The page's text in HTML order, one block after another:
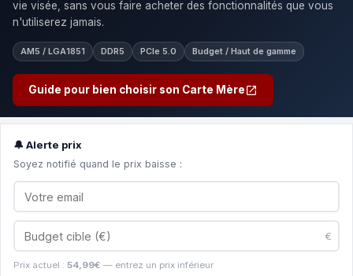
vie visée, sans vous faire acheter des fonctionnalités que vous
n'utiliserez jamais.
AM5 / LGA1851 DDR5 PCIe 5.0 Budget / Haut de gamme
Guide pour bien choisir son Carte Mère
🔔 Alerte prix
Soyez notifié quand le prix baisse :
€
Prix actuel : 54,99€ — entrez un prix inférieur